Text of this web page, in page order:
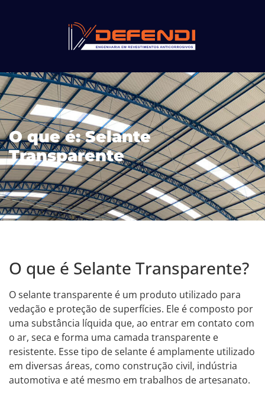
O que é: Selante
Transparente
O que é Selante Transparente?
O selante transparente é um produto utilizado para
vedação e proteção de superfícies. Ele é composto por
uma substância líquida que, ao entrar em contato com
o ar, seca e forma uma camada transparente e
resistente. Esse tipo de selante é amplamente utilizado
em diversas áreas, como construção civil, indústria
automotiva e até mesmo em trabalhos de artesanato.